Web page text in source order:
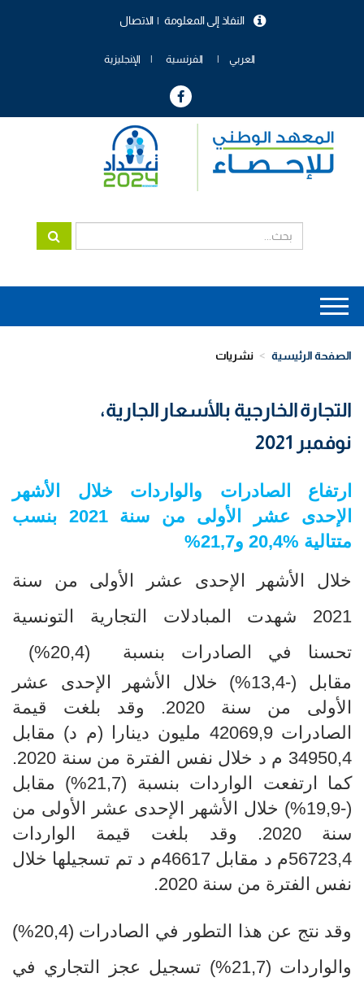
الاتصال النفاذ إلى المعلومة
العربي الفرنسية الإنجليزية
Main
navigation
الصفحة الرئيسية نشريات
التجارة الخارجية بالأسعار الجارية،
نوفمبر 2021
ارتفاع الصادرات والواردات
خلال الأشهر
الإحدى عشر الأولى من سنة 2021 بنسب
متتالية % و21,7%
خلال الأشهر الإحدى عشر الأولى
من سنة
2021 شهدت المبادلات التجارية التونسية
تحسنا في الصادرات بنسبة
(20,4
%)
مقابل (-13,4%) خلال الأشهر الإحدى عشر
الأولى
من سنة 2020. وقد بلغت قيمة
الصادرات 42069,9 مليون دينارا (م د) مقابل
34950,4 م د خلال نفس الفترة من سنة 2020.
كما ارتفعت الواردات بنسبة ​​​​​​​ (
21,7%) مقابل
(-19,9%) خلال الأشهر الإحدى عشر الأولى
من
سنة 2020. وقد بلغت قيمة الواردات
56723,4م د مقابل 46617م د تم تسجيلها خلال
نفس الفترة من سنة 2020.
وقد نتج عن هذا التطور في الصادرات (20,4 %
)
والواردات (21,7
%) تسجيل عجز التجاري في